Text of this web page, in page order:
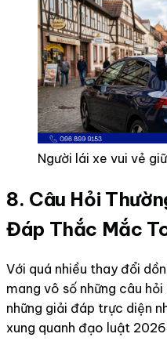
Người lái xe vui vẻ
8. Câu Hỏi
Đáp Thắc Mắc
Với quá nhiều thay đổi
mang vô số những câu
những giải đáp trực diện
xung quanh đạo luật